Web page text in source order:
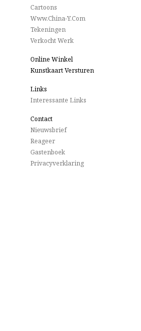
Cartoons
Www.China-Y.com
Tekeningen
Verkocht Werk
Online Winkel
Kunstkaart Versturen
Links
Interessante Links
Contact
Nieuwsbrief
Reageer
Gastenboek
Privacyverklaring